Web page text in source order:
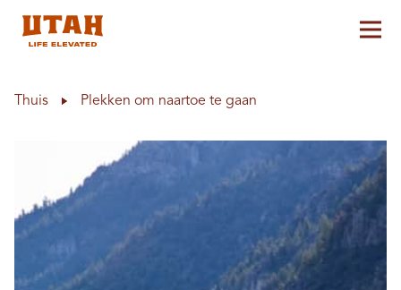
Thuis Plekken om naartoe te gaan